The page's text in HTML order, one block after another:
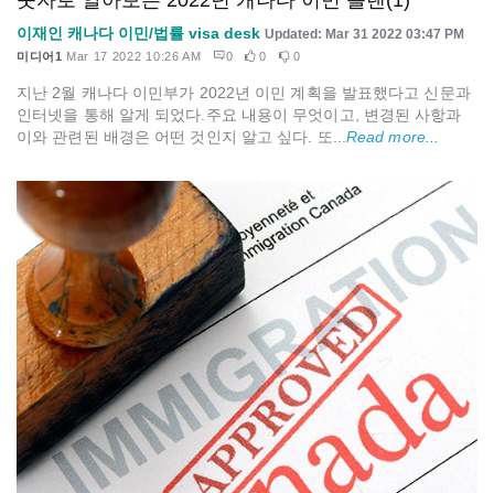
이재인 캐나다 이민/법률 visa desk Updated: Mar 31 2022 03:47 PM
미디어1 Mar 17 2022 10:26 AM 0 0 0
지난 2월 캐나다 이민부가 2022년 이민 계획을 발표했다고 신문과
인터넷을 통해 알게 되었다.주요 내용이 무엇이고, 변경된 사항과
이와 관련된 배경은 어떤 것인지 알고 싶다. 또...Read more...